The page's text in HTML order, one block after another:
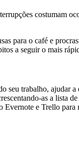
costumam
para o café e
a seguir o mais
trabalho, ajudar
as a lista
e Trello